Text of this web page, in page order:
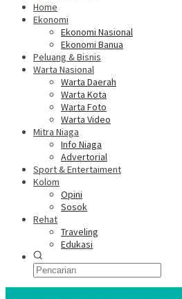
Home
Ekonomi
Ekonomi Nasional
Ekonomi Banua
Peluang & Bisnis
Warta Nasional
Warta Daerah
Warta Kota
Warta Foto
Warta Video
Mitra Niaga
Info Niaga
Advertorial
Sport & Entertaiment
Kolom
Opini
Sosok
Rehat
Traveling
Edukasi